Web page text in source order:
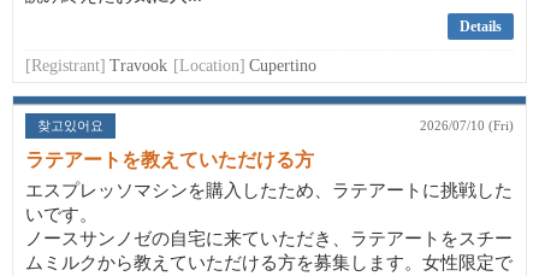
Details
[Registrant] Travook [Location] Cupertino
찾고있어요 2026/07/10 (Fri)
ラテアートを教えていただける方
エスプレッソマシンを購入したため、ラテアートに挑戦した
いです。
ノースサンノゼの自宅に来ていただき、ラテアートをスチー
ムミルクから教えていただける方を募集します。女性限定で